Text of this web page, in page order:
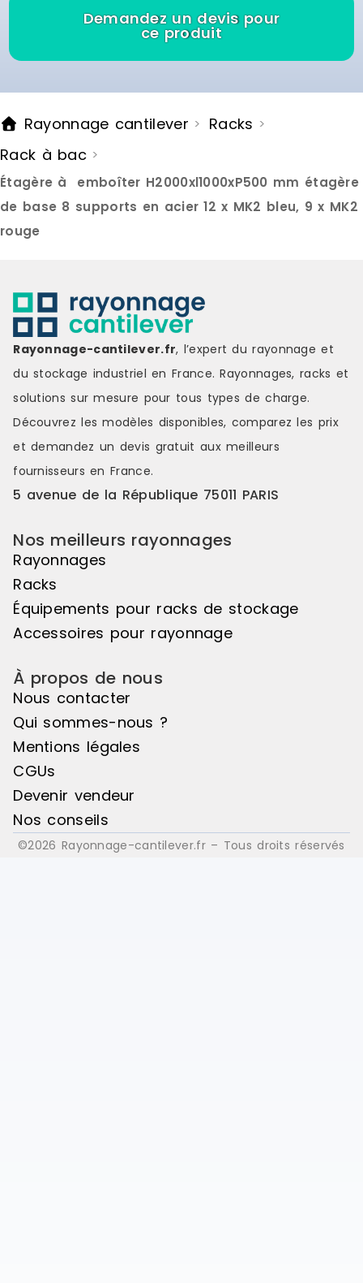
glisser.Couleur : argentéMatériau :
acier enduit de poudre,
plastiqueDimensions : 145 x 33 x 116
cm (l x P x H)Capacité : 9
Marque : HELLOSHOP26 Délai de
Demandez un devis pour
ce produit
Rayonnage cantilever > Racks >
Rack à bac >
Étagère à emboîter H2000xl1000xP500 mm étagère
de base 8 supports en acier 12 x MK2 bleu, 9 x MK2
rouge
Rayonnage-cantilever.fr, l’expert du rayonnage et
du stockage industriel en France. Rayonnages, racks et
solutions sur mesure pour tous types de charge.
Découvrez les modèles disponibles, comparez les prix
et demandez un devis gratuit aux meilleurs
fournisseurs en France.
5 avenue de la République 75011 PARIS
Nos meilleurs rayonnages
Rayonnages
Racks
Équipements pour racks de stockage
Accessoires pour rayonnage
À propos de nous
Nous contacter
Qui sommes-nous ?
Mentions légales
CGUs
Devenir vendeur
Nos conseils
©2026 Rayonnage-cantilever.fr – Tous droits réservés